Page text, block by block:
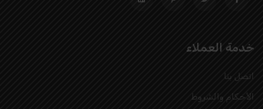
خدمة العملاء
اتصل بنا
الأحكام والشروط